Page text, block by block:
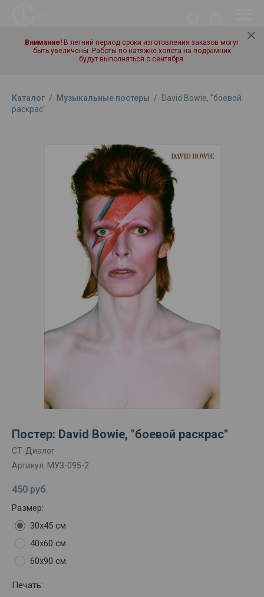
Внимание! В летний период сроки изготовления заказов могут
быть увеличены. Работы по натяжке холста на подрамник
будут выполняться с сентября.
Каталог / Музыкальные постеры /
David Bowie, "боевой
раскрас"
Постер: David Bowie, "боевой раскрас"
СТ-Диалог
Артикул: МУЗ-095-2
450 руб.
Размер:
30х45 см
40х60 см
60х90 см
Печать: